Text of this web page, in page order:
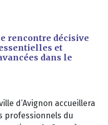
rencontre décisive
et
dans le
d’Avignon accueillera
professionnels du